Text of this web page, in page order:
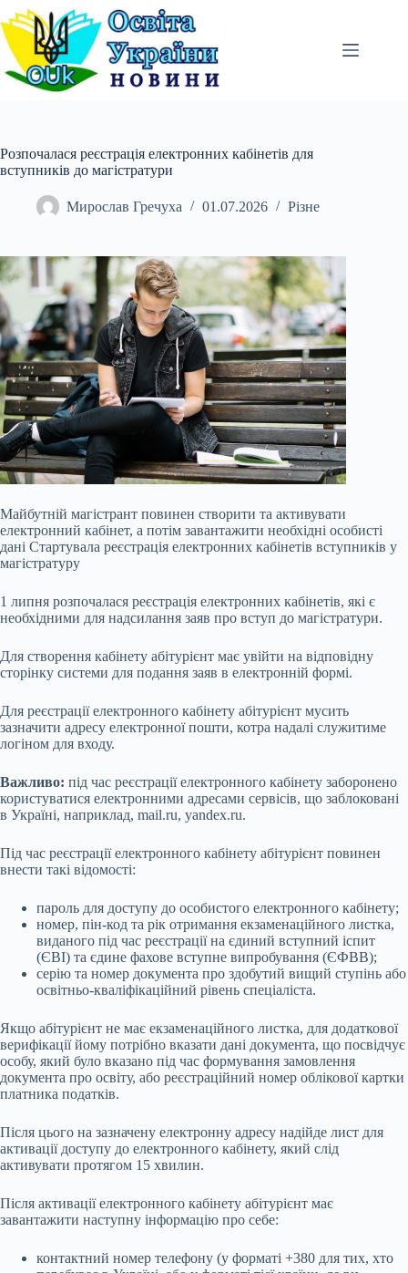
Перейти
до
вмісту
Розпочалася реєстрація електронних кабінетів для
вступників до магістратури
Мирослав Гречуха 01.07.2026 Різне
Майбутній магістрант повинен створити та активувати
електронний кабінет, а потім завантажити необхідні особисті
дані Стартувала реєстрація електронних кабінетів вступників у
магістратуру
1 липня розпочалася реєстрація електронних кабінетів, які є
необхідними для надсилання заяв про вступ до магістратури.
Для створення кабінету абітурієнт має увійти на відповідну
сторінку системи для подання заяв в електронній формі.
Для реєстрації електронного кабінету абітурієнт мусить
зазначити адресу електронної пошти, котра надалі служитиме
логіном для входу.
Важливо: під час реєстрації електронного кабінету заборонено
користуватися електронними адресами сервісів, що заблоковані
в Україні, наприклад, mail.ru, yandex.ru.
Під час реєстрації електронного кабінету абітурієнт повинен
внести такі відомості:
пароль для доступу до особистого електронного кабінету;
номер, пін-код та рік отримання екзаменаційного листка,
виданого під час реєстрації на єдиний вступний іспит
(ЄВІ) та єдине фахове вступне випробування (ЄФВВ);
серію та номер документа про здобутий вищий ступінь або
освітньо-кваліфікаційний рівень спеціаліста.
Якщо абітурієнт не має екзаменаційного листка, для додаткової
верифікації йому потрібно вказати дані документа, що посвідчує
особу, який було вказано під час формування замовлення
документа про освіту, або реєстраційний номер облікової картки
платника податків.
Після цього на зазначену електронну адресу надійде лист для
активації доступу до електронного кабінету, який слід
активувати протягом 15 хвилин.
Після активації електронного кабінету абітурієнт має
завантажити наступну інформацію про себе:
контактний номер телефону (у форматі +380 для тих, хто